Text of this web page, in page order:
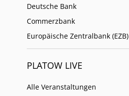
Deutsche Bank
Commerzbank
Europäische Zentralbank (EZB)
PLATOW LIVE
Alle Veranstaltungen